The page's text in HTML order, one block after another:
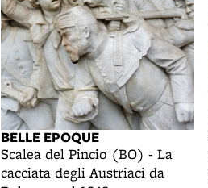
BELLE EPOQUE
Scalea del Pincio (BO) - La
cacciata degli Austriaci da